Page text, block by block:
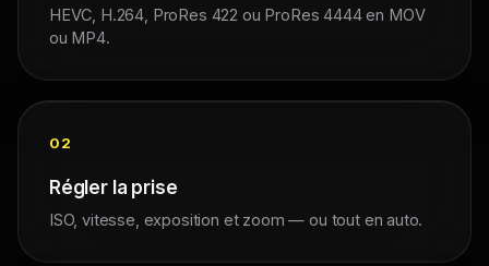
HEVC, H.264, ProRes 422 ou ProRes 4444 en MOV
ou MP4.
02
Régler la prise
ISO, vitesse, exposition et zoom — ou tout en auto.